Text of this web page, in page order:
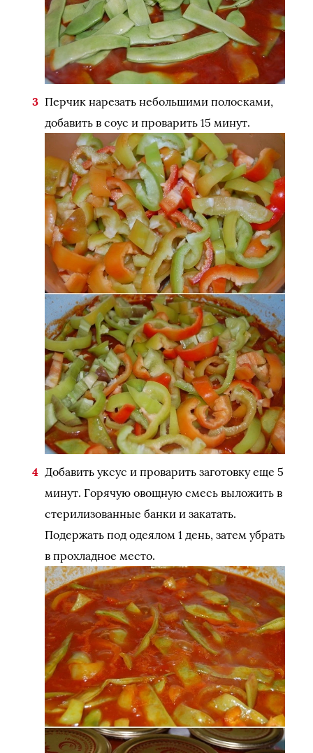
Перчик нарезать небольшими полосками,
добавить в соус и проварить 15 минут.
Добавить уксус и проварить заготовку еще 5
минут. Горячую овощную смесь выложить в
стерилизованные банки и закатать.
Подержать под одеялом 1 день, затем убрать
в прохладное место.